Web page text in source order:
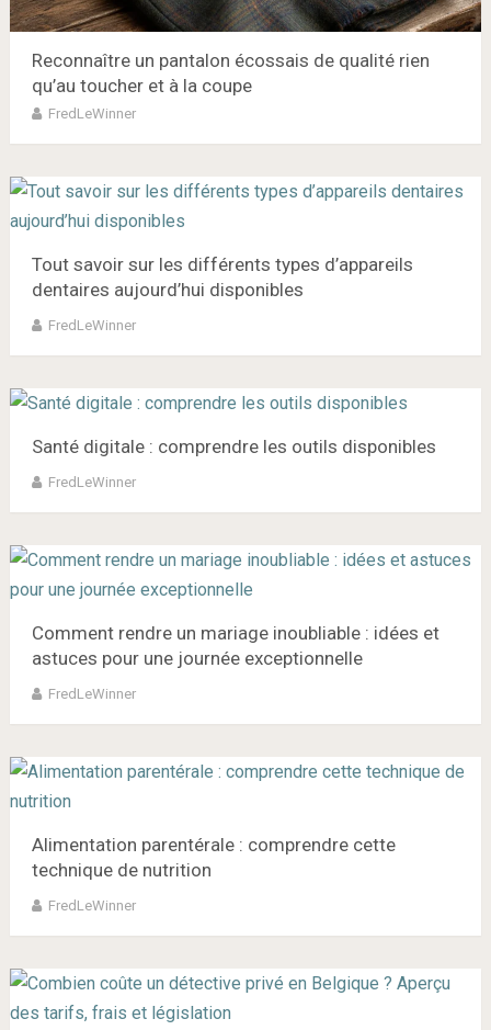
Reconnaître un pantalon écossais de qualité rien
qu’au toucher et à la coupe
FredLeWinner
Tout savoir sur les différents types d’appareils
dentaires aujourd’hui disponibles
FredLeWinner
Santé digitale : comprendre les outils disponibles
FredLeWinner
Comment rendre un mariage inoubliable : idées et
astuces pour une journée exceptionnelle
FredLeWinner
Alimentation parentérale : comprendre cette
technique de nutrition
FredLeWinner